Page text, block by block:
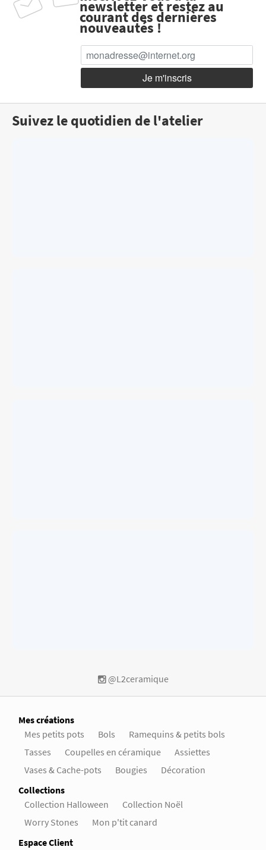
newsletter et restez au
courant des dernières
nouveautés !
Suivez le quotidien de l'atelier
@L2ceramique
Mes créations
Mes petits pots
Bols
Ramequins & petits bols
Tasses
Coupelles en céramique
Assiettes
Vases & Cache-pots
Bougies
Décoration
Collections
Collection Halloween
Collection Noël
Worry Stones
Mon p'tit canard
Espace Client